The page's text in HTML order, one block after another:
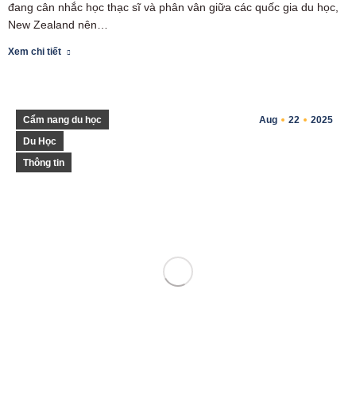
đang cân nhắc học thạc sĩ và phân vân giữa các quốc gia du học,
New Zealand nên…
Xem chi tiết
Aug 22 2025
Cẩm nang du học
Du Học
Thông tin